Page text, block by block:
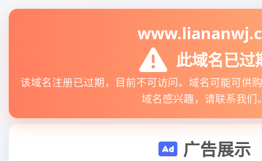
此域名已过
该域名注册已过期，目前不可访问。域名可能可供
域名感兴趣，请联系我们
广告展示